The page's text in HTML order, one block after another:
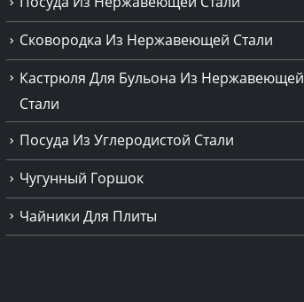
Сковородка Из Нержавеющей Стали
Кастрюля Для Бульона Из Нержавеющей
Стали
Посуда Из Углеродистой Стали
Чугунный Горшок
Чайники Для Плиты